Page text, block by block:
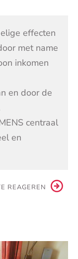
effecten
met name
inkomen
en door de
centraal
en
REAGEREN